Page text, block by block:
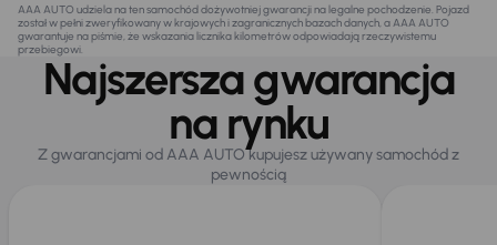
AAA AUTO udziela na ten samochód dożywotniej gwarancji na legalne pochodzenie. Pojazd
został w pełni zweryfikowany w krajowych i zagranicznych bazach danych, a AAA AUTO
gwarantuje na piśmie, że wskazania licznika kilometrów odpowiadają rzeczywistemu
przebiegowi.
Najszersza gwarancja
na rynku
Z gwarancjami od AAA AUTO kupujesz używany samochód z
pewnością